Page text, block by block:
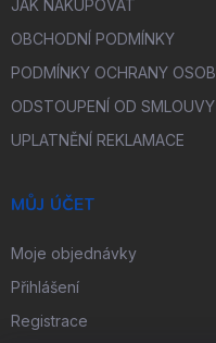
JAK NAKUPOVAT
OBCHODNÍ PODMÍNKY
PODMÍNKY OCHRANY
ODSTOUPENÍ OD SMLOUVY
UPLATNĚNÍ REKLAMACE
MŮJ ÚČET
Moje objednávky
Přihlášení
Registrace